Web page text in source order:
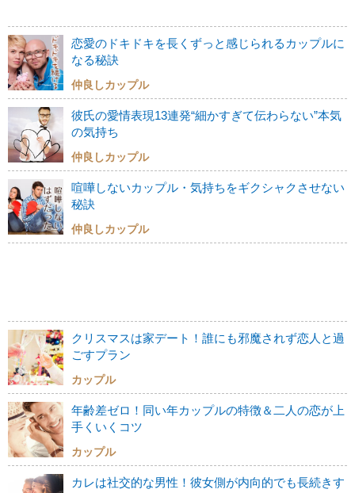
恋愛のドキドキを長くずっと感じられるカップルに
なる秘訣
仲良しカップル
彼氏の愛情表現13連発“細かすぎて伝わらない”本気
の気持ち
仲良しカップル
喧嘩しないカップル・気持ちをギクシャクさせない
秘訣
仲良しカップル
クリスマスは家デート！誰にも邪魔されず恋人と過
ごすプラン
カップル
年齢差ゼロ！同い年カップルの特徴＆二人の恋が上
手くいくコツ
カップル
カレは社交的な男性！彼女側が内向的でも長続きす